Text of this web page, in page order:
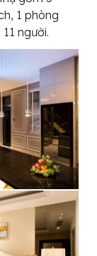
1 phòng
người.